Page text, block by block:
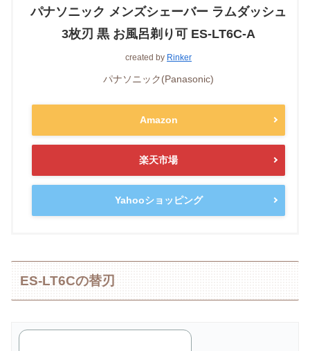
パナソニック メンズシェーバー ラムダッシュ
3枚刃 黒 お風呂剃り可 ES-LT6C-A
created by Rinker
パナソニック(Panasonic)
Amazon
楽天市場
Yahooショッピング
ES-LT6Cの替刃